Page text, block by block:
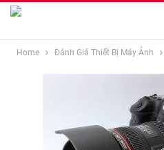
Home Đánh Giá Thiết Bị Máy Ảnh